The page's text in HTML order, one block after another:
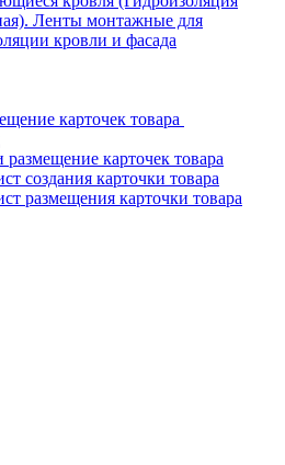
Ленты монтажные для
кровли и фасада
карточек товара
размещение карточек товара
создания карточки товара
размещения карточки товара